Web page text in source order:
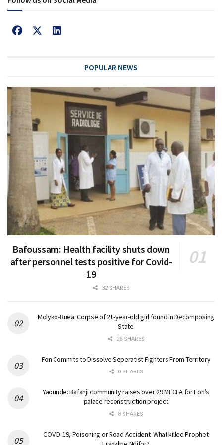
POPULAR NEWS
Bafoussam: Health facility shuts down
after personnel tests positive for Covid-
19
32 SHARES
Molyko-Buea: Corpse of 21-year-old girl found in Decomposing
State
26 SHARES
Fon Commits to Dissolve Seperatist Fighters From Territory
0 SHARES
Yaounde: Bafanji community raises over 29 MFCFA for Fon’s
palace reconstruction project
8 SHARES
COVID-19, Poisoning or Road Accident: What killed Prophet